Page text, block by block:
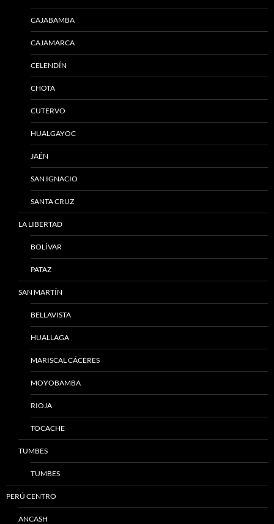
CAJABAMBA
CAJAMARCA
CELENDÍN
CHOTA
CUTERVO
HUALGAYOC
JAÉN
SAN IGNACIO
SANTA CRUZ
LA LIBERTAD
BOLÍVAR
PATAZ
SAN MARTÍN
BELLAVISTA
HUALLAGA
MARISCAL CÁCERES
MOYOBAMBA
RIOJA
TOCACHE
TUMBES
TUMBES
PERÚ CENTRO
ANCASH